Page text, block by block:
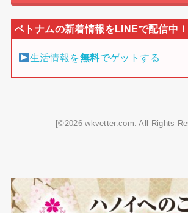
生活情報を無料でゲットする
[©2026 wkvetter.com. All Rights